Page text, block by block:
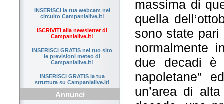
INSERISCI la tua webcam nel
circuito Campanialive.it!
ISCRIVITI alla newsletter di
Campanialive.it!
INSERISCI GRATIS nel tuo sito
le previsioni meteo di
Campanialive.it!
INSERISCI GRATIS la tua
struttura su Campanialive.it!
Annunci
massima di
quella
sono state
normalmente
due decadi è
napoletane”
un’area di